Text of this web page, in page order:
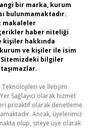
bir marka, kurum
bulunmamaktadır.
makaleler
haber niteliği
kişiler hakkında
ve kişiler ile isim
bilgiler
Teknolojileri ve İletişim
Sağlayıcı olarak hizmet
proaktif olarak denetleme
Ancak, üyelerimiz
olup, siteye üye olarak